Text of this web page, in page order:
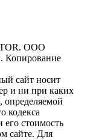
ООО
Копирование
сайт носит
и ни при каких
определяемой
кодекса
стоимость
сайте. Для